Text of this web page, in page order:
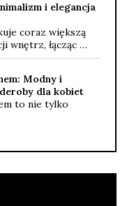
i elegancja
coraz większą
wnętrz, łącząc …
Modny i
dla kobiet
to nie tylko